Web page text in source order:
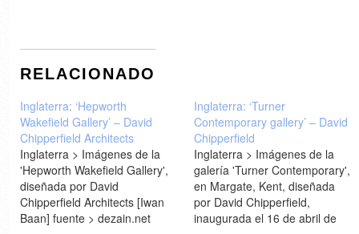
RELACIONADO
Inglaterra: ‘Hepworth
Wakefield Gallery’ – David
Chipperfield Architects
Inglaterra > Imágenes de la
'Hepworth Wakefield Gallery',
diseñada por David
Chipperfield Architects [Iwan
Baan] fuente > dezain.net
Inglaterra: ‘Turner
Contemporary gallery’ – David
Chipperfield
Inglaterra > Imágenes de la
galería 'Turner Contemporary',
en Margate, Kent, diseñada
por David Chipperfield,
inaugurada el 16 de abril de